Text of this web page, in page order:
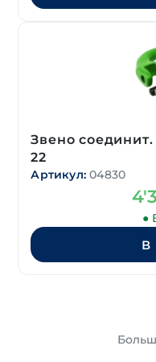
Звено соединит.
22
Артикул: 04830
●
В